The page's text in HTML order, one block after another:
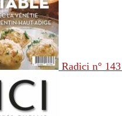
Radici n° 143